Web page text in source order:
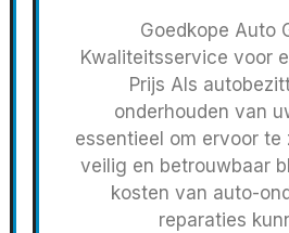
Goedkope Auto
Kwaliteitsservice voor
Prijs Als
onderhouden van
essentieel om ervoor
veilig en betrouwbaar
kosten van auto-
reparaties